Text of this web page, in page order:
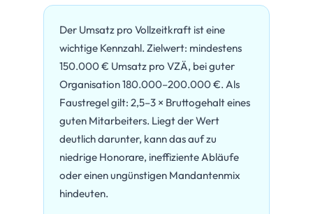
Der Umsatz pro Vollzeitkraft ist eine
wichtige Kennzahl. Zielwert: mindestens
150.000 € Umsatz pro VZÄ, bei guter
Organisation 180.000–200.000 €. Als
Faustregel gilt: 2,5–3 × Bruttogehalt eines
guten Mitarbeiters. Liegt der Wert
deutlich darunter, kann das auf zu
niedrige Honorare, ineffiziente Abläufe
oder einen ungünstigen Mandantenmix
hindeuten.